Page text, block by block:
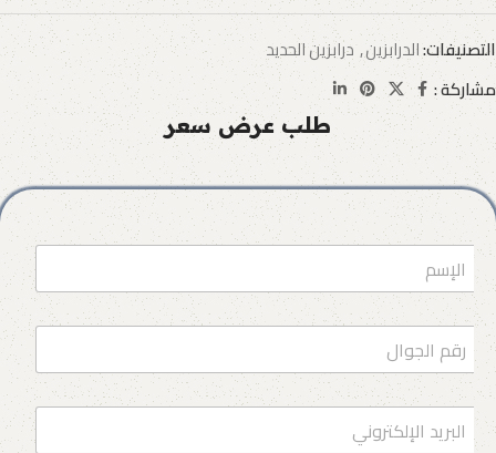
التصنيفات:الدرابزين, درابزين الحديد
مشاركة :
طلب عرض سعر